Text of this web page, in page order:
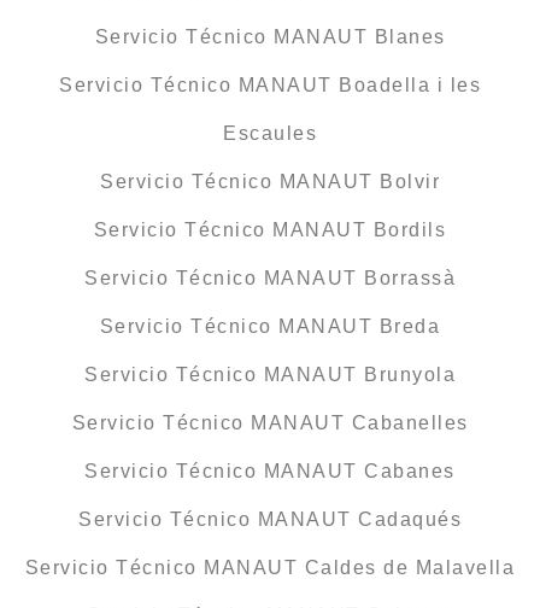
Servicio Técnico MANAUT Blanes
Servicio Técnico MANAUT Boadella i les
Escaules
Servicio Técnico MANAUT Bolvir
Servicio Técnico MANAUT Bordils
Servicio Técnico MANAUT Borrassà
Servicio Técnico MANAUT Breda
Servicio Técnico MANAUT Brunyola
Servicio Técnico MANAUT Cabanelles
Servicio Técnico MANAUT Cabanes
Servicio Técnico MANAUT Cadaqués
Servicio Técnico MANAUT Caldes de Malavella